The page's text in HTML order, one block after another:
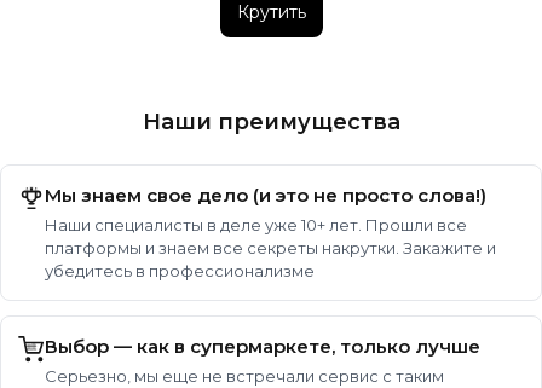
Крутить
Наши преимущества
Мы знаем свое дело (и это не просто слова!)
Наши специалисты в деле уже 10+ лет. Прошли все
платформы и знаем все секреты накрутки. Закажите и
убедитесь в профессионализме
Выбор — как в супермаркете, только лучше
Серьезно, мы еще не встречали сервис с таким